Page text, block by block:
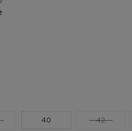
40 42